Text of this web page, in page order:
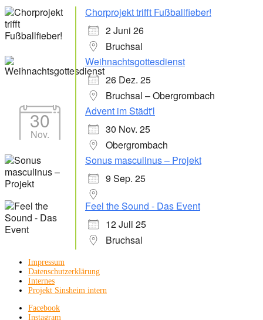
Chorprojekt trifft Fußballfieber!
2 Juni 26
Bruchsal
Weihnachtsgottesdienst
26 Dez. 25
Bruchsal – Obergrombach
30
Nov.
Advent im Städt'l
30 Nov. 25
Obergrombach
Sonus masculinus – Projekt
9 Sep. 25
Feel the Sound - Das Event
12 Juli 25
Bruchsal
Impressum
Datenschutzerklärung
Internes
Projekt Sinsheim intern
Facebook
Instagram